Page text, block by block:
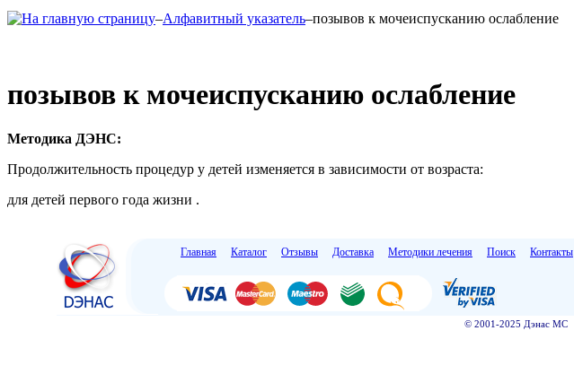
–Алфавитный указатель–позывов к мочеиспусканию ослабление
позывов к мочеиспусканию ослабление
Методика ДЭНС:
Продолжительность процедур у детей изменяется в зависимости от возраста:
для детей первого года жизни .
Главная Каталог Отзывы Доставка Методики лечения Поиск Контакты
© 2001-2025 Дэнас МС